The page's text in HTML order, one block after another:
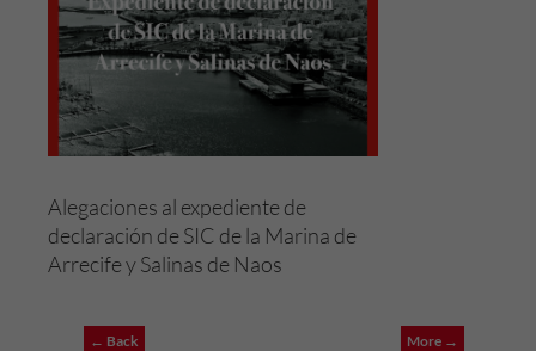
Alegaciones al expediente de
declaración de SIC de la Marina de
Arrecife y Salinas de Naos
More →
← Back